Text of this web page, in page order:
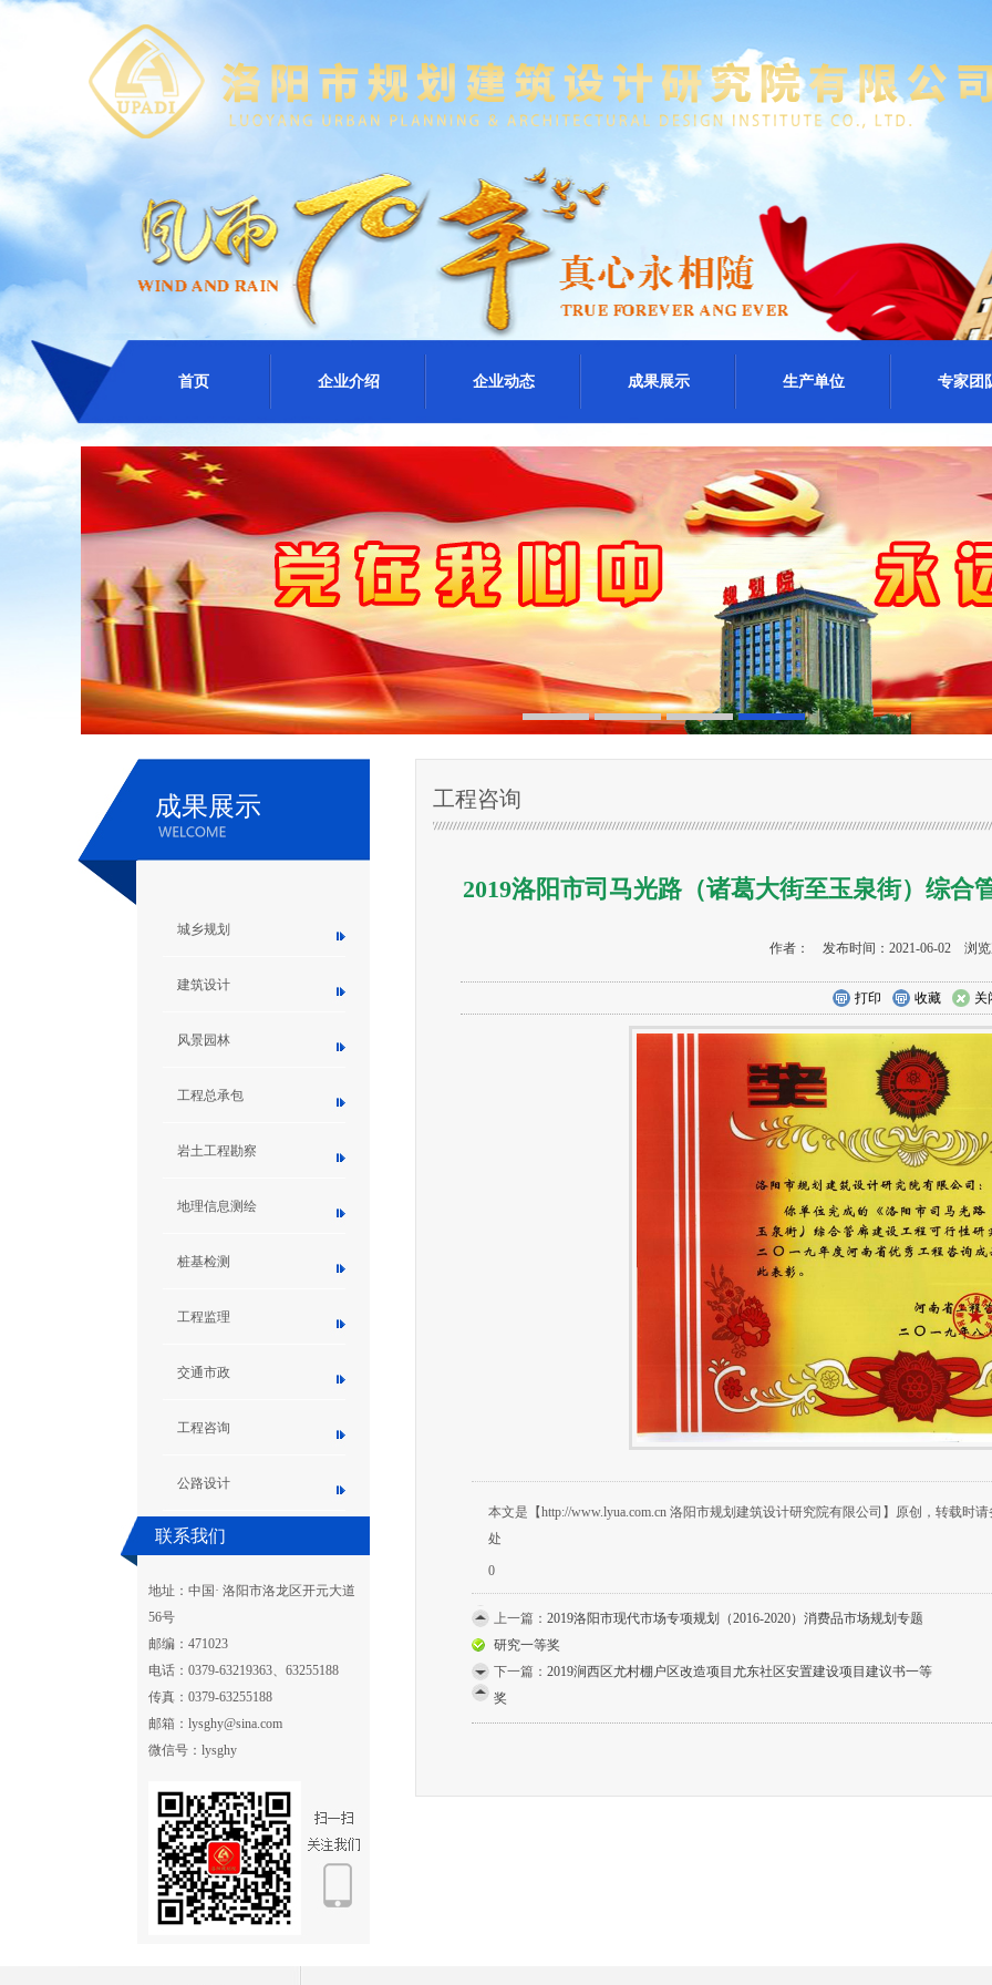
首页 企业介绍 企业动态 成果展示 生产单位 专家团
成果展示
城乡规划
建筑设计
风景园林
工程总承包
岩土工程勘察
地理信息测绘
桩基检测
工程监理
交通市政
工程咨询
公路设计
联系我们
地址：中国· 洛阳市洛龙区开元大道
56号
邮编：471023
电话：0379-63219363、63255188
传真：0379-63255188
邮箱：lysghy@sina.com
微信号：lysghy
工程咨询
2019洛阳市司马光路（诸葛大街至玉泉街）综合
作者： 发布时间：2021-06-02 浏览
打印 收藏 关
本文是【http://www.lyua.com.cn 洛阳市规划建筑设计研究院有限公司】原创，转载时
处
0
上一篇： 2019洛阳市现代市场专项规划（2016-2020）消费品市场规划专题
研究一等奖
下一篇： 2019涧西区尤村棚户区改造项目尤东社区安置建设项目建议书一等
奖